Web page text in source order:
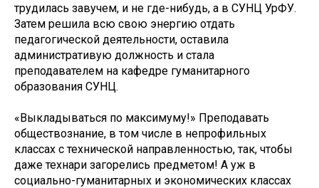
трудилась завучем, и не где-нибудь, а в СУНЦ УрФУ.
Затем решила всю свою энергию отдать
педагогической деятельности, оставила
административую должность и стала
преподавателем на кафедре гуманитарного
образования СУНЦ.
«Выкладываться по максимуму!» Преподавать
обществознание, в том числе в непрофильных
классах с технической направленностью, так, чтобы
даже технари загорелись предметом! А уж в
социально-гуманитарных и экономических классах